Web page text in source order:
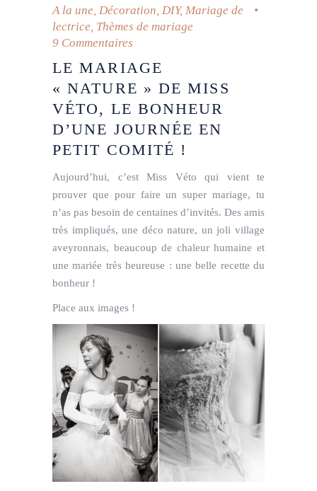
A la une Décoration DIY, Mariage de
lectrice Thèmes de mariage
9 Commentaires
LE MARIAGE
« NATURE » DE MISS
VÉTO, LE BONHEUR
D’UNE JOURNÉE EN
PETIT COMITÉ !
Aujourd’hui, c’est Miss Véto qui vient te
prouver que pour faire un super mariage, tu
n’as pas besoin de centaines d’invités. Des amis
très impliqués, une déco nature, un joli village
aveyronnais, beaucoup de chaleur humaine et
une mariée très heureuse : une belle recette du
bonheur !
Place aux images !